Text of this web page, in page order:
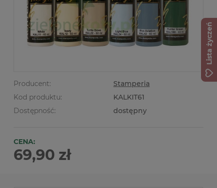
Producent:
Stamperia
Kod produktu:
KALKIT61
Dostępność:
dostępny
CENA:
69,90 zł
Lista życzeń